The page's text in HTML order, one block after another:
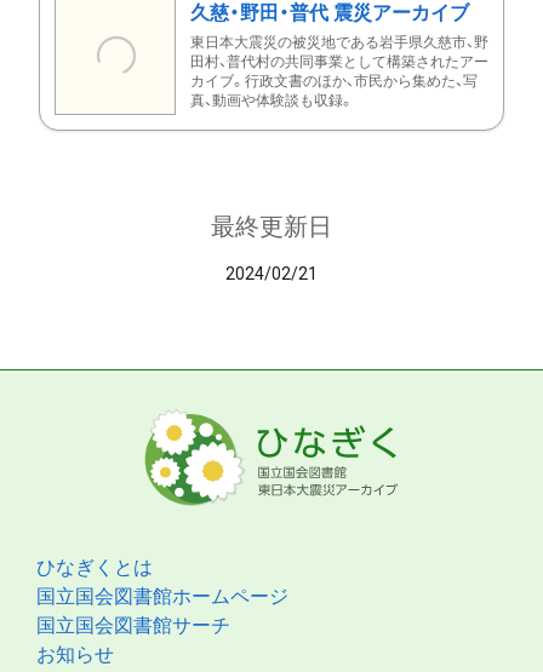
久慈・野田・普代 震災アーカイブ
東日本大震災の被災地である岩手県久慈市、野
田村、普代村の共同事業として構築されたアー
カイブ。行政文書のほか、市民から集めた、写
真、動画や体験談も収録。
最終更新日
2024/02/21
ひなぎくとは
国立国会図書館ホームページ
国立国会図書館サーチ
お知らせ